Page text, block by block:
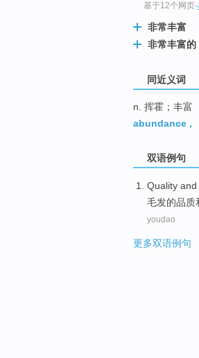
基于12个网页-
非常丰富
非常丰富的
同近义词
n. 挥霍；丰富
abundance ,
双语例句
Quality and
毛发的品质
youdao
更多双语例句